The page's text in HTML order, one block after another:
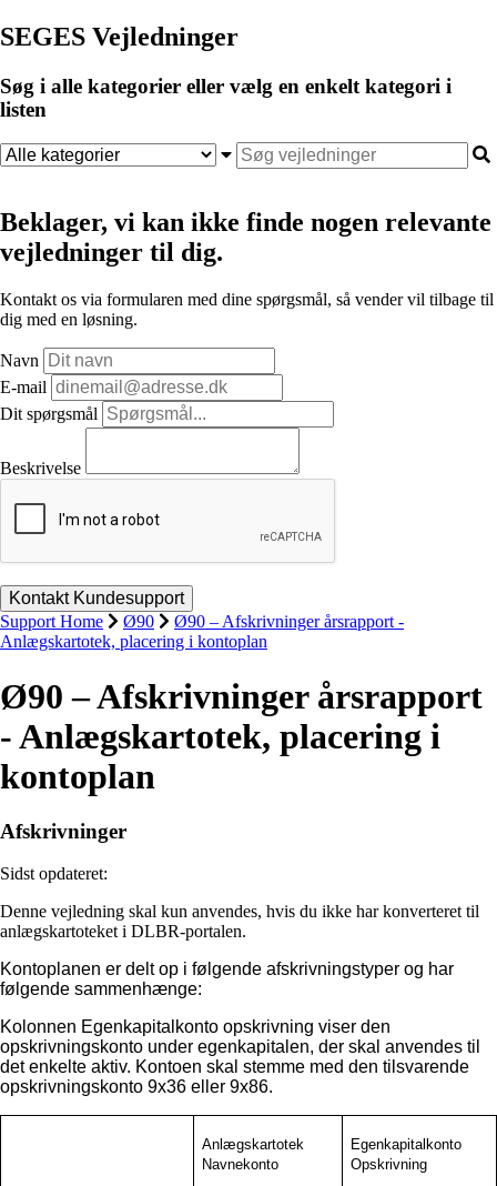
SEGES Vejledninger
Søg i alle kategorier eller vælg en enkelt kategori i
listen
Beklager, vi kan ikke finde nogen relevante
vejledninger til dig.
Kontakt os via formularen med dine spørgsmål, så vender vil tilbage til
dig med en løsning.
Navn
E-mail
Dit spørgsmål
Beskrivelse
Support Home Ø90
Ø90 – Afskrivninger årsrapport -
Anlægskartotek, placering i kontoplan
Ø90 – Afskrivninger årsrapport
- Anlægskartotek, placering i
kontoplan
Afskrivninger
Sidst opdateret:
Denne vejledning skal kun anvendes, hvis du ikke har konverteret til
anlægskartoteket i DLBR-portalen.
Kontoplanen er delt op i følgende afskrivningstyper og har
følgende sammenhænge:
Kolonnen Egenkapitalkonto opskrivning viser den
opskrivningskonto under egenkapitalen, der skal anvendes til
det enkelte aktiv. Kontoen skal stemme med den tilsvarende
opskrivningskonto 9x36 eller 9x86.
Anlægskartotek
Navnekonto
Egenkapitalkonto
Opskrivning